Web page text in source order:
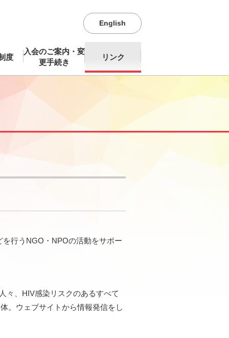
English
度
入会のご案内・変
更手続き
リンク
行うNGO・NPOの活動をサポー
々、HIV感染リスクのあるすべて
。ウェブサイトから情報発信をし